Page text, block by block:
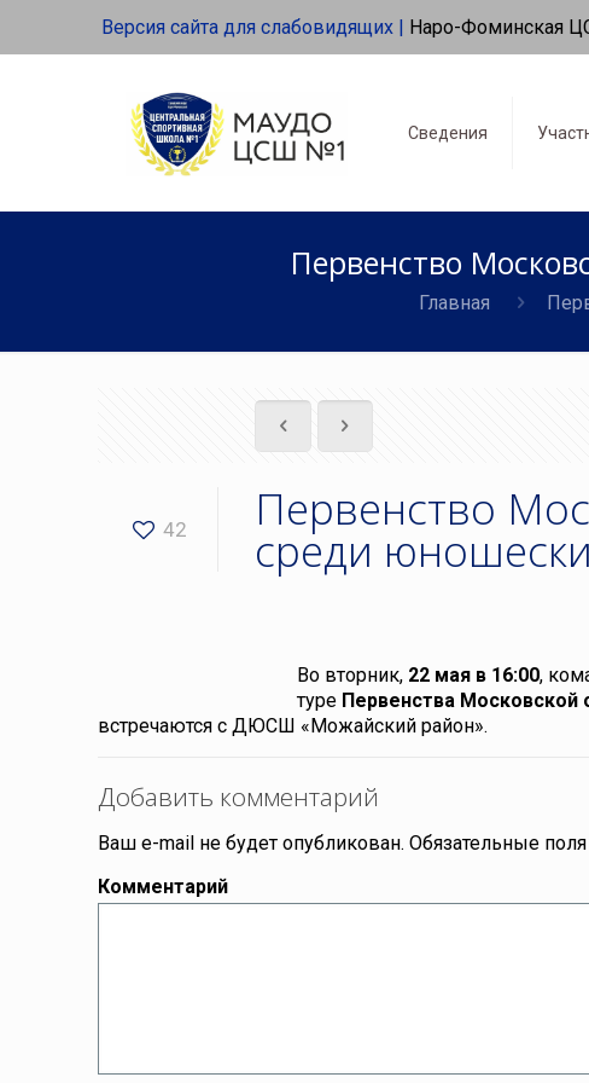
Версия сайта для слабовидящих | Наро-Фоминская
Сведения
Первенство
Главная
42 Первенство
среди
Во вторник, 22 мая в 16:00,
туре Первенства Московской
встречаются с ДЮСШ «Можайский район».
Добавить комментарий
Ваш e-mail не будет опубликован. Обязательные
Комментарий